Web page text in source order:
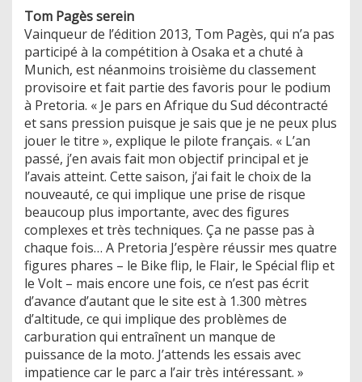
Tom Pagès serein
Vainqueur de l’édition 2013, Tom Pagès, qui n’a pas
participé à la compétition à Osaka et a chuté à
Munich, est néanmoins troisième du classement
provisoire et fait partie des favoris pour le podium
à Pretoria. « Je pars en Afrique du Sud décontracté
et sans pression puisque je sais que je ne peux plus
jouer le titre », explique le pilote français. « L’an
passé, j’en avais fait mon objectif principal et je
l’avais atteint. Cette saison, j’ai fait le choix de la
nouveauté, ce qui implique une prise de risque
beaucoup plus importante, avec des figures
complexes et très techniques. Ça ne passe pas à
chaque fois… A Pretoria J’espère réussir mes quatre
figures phares – le Bike flip, le Flair, le Spécial flip et
le Volt – mais encore une fois, ce n’est pas écrit
d’avance d’autant que le site est à 1.300 mètres
d’altitude, ce qui implique des problèmes de
carburation qui entraînent un manque de
puissance de la moto. J’attends les essais avec
impatience car le parc a l’air très intéressant. »